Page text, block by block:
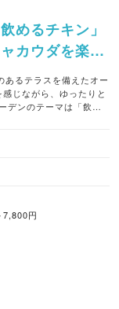
めるチキン」
カウダを楽し
あるテラスを備えたオー
じながら、ゆったりと
デンのテーマは「飲め
など、ボリューム満点
メニューもあり、仕事
/90分L.O.） ・3時間飲
L.O.） ・小学生ソフト
円